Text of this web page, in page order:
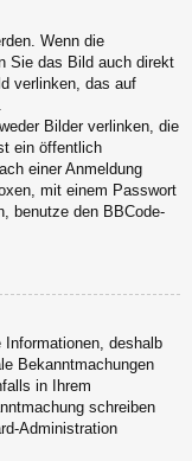
Wenn die
Sie das Bild auch direkt
verlinken, das auf
Bilder verlinken, die
ein öffentlich
einer Anmeldung
mit einem Passwort
benutze den BBCode-
deshalb
Bekanntmachungen
in Ihrem
schreiben
Administration